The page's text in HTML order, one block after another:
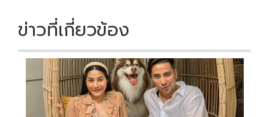
k k
ข่าวที่เกี่ยวข้อง